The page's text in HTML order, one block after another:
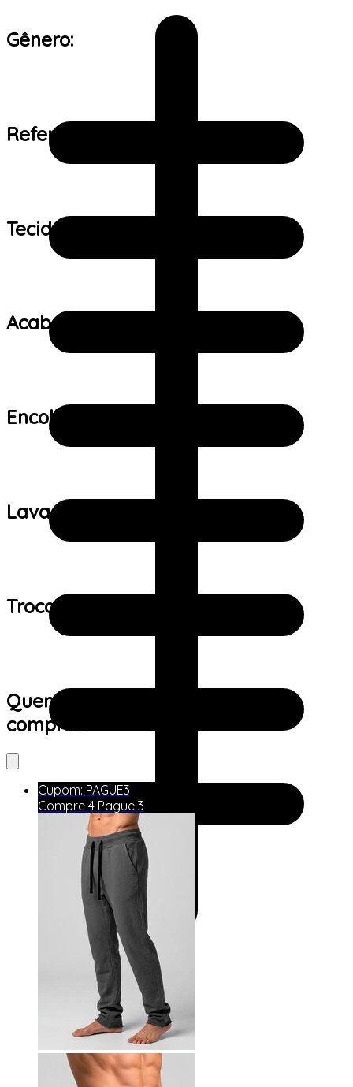
Gênero:
Referência de tamanho:
Tecido:
Acabamento:
Encolhimento:
Lavagem:
Trocas e devoluções:
Quem viu este produto também
comprou